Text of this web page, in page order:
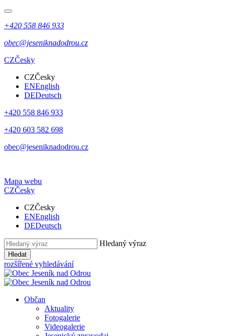
+420 558 846 933
obec@jeseniknadodrou.cz
CZČesky
CZČesky
ENEnglish
DEDeutsch
+420 558 846 933
+420 603 582 698
obec@jeseniknadodrou.cz
Mapa webu
CZČesky
CZČesky
ENEnglish
DEDeutsch
Hledaný výraz
Hledat
rozšířené vyhledávání
Občan
Aktuality
Fotogalerie
Videogalerie